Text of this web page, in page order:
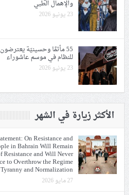
والإهمال الطبي
23 يونيو 2026
55 مأتمًا وحسينيّة
للنظام في موسم عاشوراء
23 يونيو 2026
الأكثر زيارة في الشهر
On Resistance and
in Bahrain Will Remain
Resistance and Will Never
to Overthrow the Regime
and Normalization
27 مايو 2026